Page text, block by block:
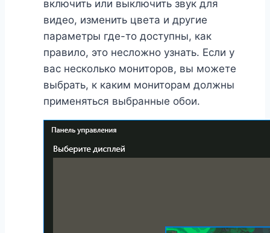
включить или выключить звук для
видео, изменить цвета и другие
параметры где-то доступны, как
правило, это несложно узнать. Если у
вас несколько мониторов, вы можете
выбрать, к каким мониторам должны
применяться выбранные обои.